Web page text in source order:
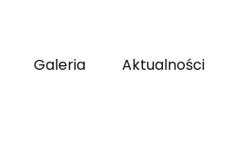
Galeria Aktualności